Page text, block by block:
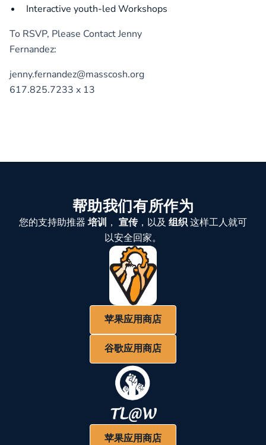
Interactive youth-led Workshops
To RSVP, Please Contact Jenny
Fernandez:
jenny.fernandez@masscosh.org
617.825.7233 x 13
帮助我们有所作为
您的支持助推器 培训 ， 宣传，以及 组织这样工人就可
以安全回家。
苹果应用商店
谷歌应用商店
苹果应用商店